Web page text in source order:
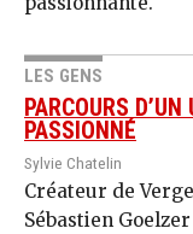
LES GENS
PARCOURS
PASSIONNÉ
Sylvie Chatelin
Créateur de
Sébastien